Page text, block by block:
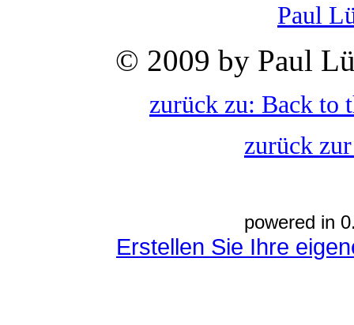
Paul
© 2009 by Paul
zurück zu: Back to
zurück
powered in
Erstellen Sie Ihre